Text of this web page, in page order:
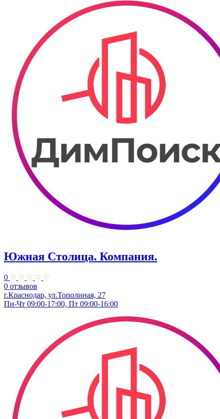
Южная Столица. Компания.
0
0 отзывов
г.Краснодар, ул.Тополиная, 27
Пн-Чт 09:00-17:00, Пт 09:00-16:00